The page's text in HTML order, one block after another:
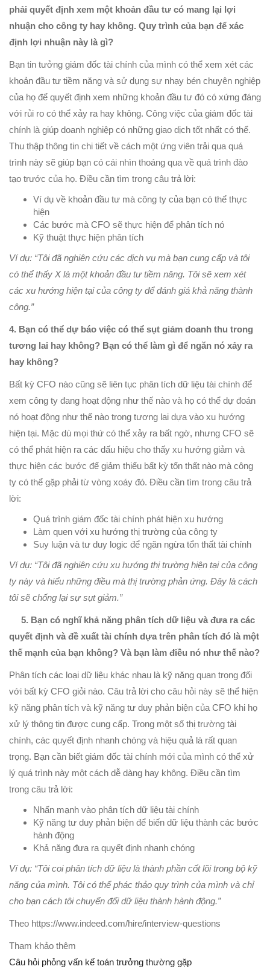
phải quyết định xem một khoản đầu tư có mang lại lợi
nhuận cho công ty hay không. Quy trình của bạn để xác
định lợi nhuận này là gì?
Bạn tin tưởng giám đốc tài chính của mình có thể xem xét các
khoản đầu tư tiềm năng và sử dụng sự nhạy bén chuyên nghiệp
của họ để quyết định xem những khoản đầu tư đó có xứng đáng
với rủi ro có thể xảy ra hay không. Công việc của giám đốc tài
chính là giúp doanh nghiệp có những giao dịch tốt nhất có thể.
Thu thập thông tin chi tiết về cách một ứng viên trải qua quá
trình này sẽ giúp bạn có cái nhìn thoáng qua về quá trình đào
tạo trước của họ. Điều cần tìm trong câu trả lời:
Ví dụ về khoản đầu tư mà công ty của bạn có thể thực
hiện
Các bước mà CFO sẽ thực hiện để phân tích nó
Kỹ thuật thực hiện phân tích
Ví dụ: “Tôi đã nghiên cứu các dịch vụ mà bạn cung cấp và tôi
có thể thấy X là một khoản đầu tư tiềm năng. Tôi sẽ xem xét
các xu hướng hiện tại của công ty để đánh giá khả năng thành
công.”
4. Bạn có thể dự báo việc có thể sụt giảm doanh thu trong
tương lai hay không? Bạn có thể làm gì để ngăn nó xảy ra
hay không?
Bất kỳ CFO nào cũng sẽ liên tục phân tích dữ liệu tài chính để
xem công ty đang hoạt động như thế nào và họ có thể dự đoán
nó hoạt động như thế nào trong tương lai dựa vào xu hướng
hiện tại. Mặc dù mọi thứ có thể xảy ra bất ngờ, nhưng CFO sẽ
có thể phát hiện ra các dấu hiệu cho thấy xu hướng giảm và
thực hiện các bước để giảm thiểu bất kỳ tổn thất nào mà công
ty có thể gặp phải từ vòng xoáy đó. Điều cần tìm trong câu trả
lời:
Quá trình giám đốc tài chính phát hiện xu hướng
Làm quen với xu hướng thị trường của công ty
Suy luận và tư duy logic để ngăn ngừa tổn thất tài chính
Ví dụ: “Tôi đã nghiên cứu xu hướng thị trường hiện tại của công
ty này và hiểu những điều mà thị trường phản ứng. Đây là cách
tôi sẽ chống lại sự sụt giảm.”
5. Bạn có nghĩ khả năng phân tích dữ liệu và đưa ra các
quyết định và đề xuất tài chính dựa trên phân tích đó là một
thế mạnh của bạn không? Và bạn làm điều nó như thế nào?
Phân tích các loại dữ liệu khác nhau là kỹ năng quan trọng đối
với bất kỳ CFO giỏi nào. Câu trả lời cho câu hỏi này sẽ thể hiện
kỹ năng phân tích và kỹ năng tư duy phản biện của CFO khi họ
xử lý thông tin được cung cấp. Trong một số thị trường tài
chính, các quyết định nhanh chóng và hiệu quả là rất quan
trọng. Bạn cần biết giám đốc tài chính mới của mình có thể xử
lý quá trình này một cách dễ dàng hay không. Điều cần tìm
trong câu trả lời:
Nhấn mạnh vào phân tích dữ liệu tài chính
Kỹ năng tư duy phản biện để biến dữ liệu thành các bước
hành động
Khả năng đưa ra quyết định nhanh chóng
Ví dụ: “Tôi coi phân tích dữ liệu là thành phần cốt lõi trong bộ kỹ
năng của mình. Tôi có thể phác thảo quy trình của mình và chỉ
cho bạn cách tôi chuyển đổi dữ liệu thành hành động.”
Theo https://www.indeed.com/hire/interview-questions
Tham khảo thêm
Câu hỏi phỏng vấn kế toán trưởng thường gặp